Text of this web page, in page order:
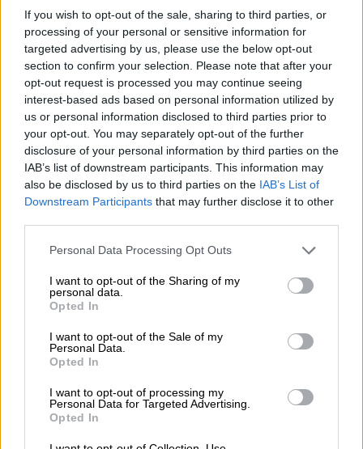
If you wish to opt-out of the sale, sharing to third parties, or
processing of your personal or sensitive information for
targeted advertising by us, please use the below opt-out
section to confirm your selection. Please note that after your
opt-out request is processed you may continue seeing
interest-based ads based on personal information utilized by
us or personal information disclosed to third parties prior to
your opt-out. You may separately opt-out of the further
disclosure of your personal information by third parties on the
IAB’s list of downstream participants. This information may
also be disclosed by us to third parties on the IAB’s List of
Downstream Participants that may further disclose it to other
Please note that this website/app uses one or more Google
not limited to your visit or usage behaviour. You may click to
grant or deny consent to Google and its third-party tags to
use your data for below specified purposes in below Google
consent section.
Personal Data Processing Opt Outs
I want to opt-out of the Sharing of my
personal data.
Opted In
I want to opt-out of the Sale of my
Personal Data.
Opted In
I want to opt-out of processing my
Personal Data for Targeted Advertising.
Opted In
απόλυτο showmanΝίκο Κοκλώνη, κάνει
πρεμιέρα το Σάββατο, 14 Φεβρουαρίου στις
20:00στοOPENπροσκαλώντας μας στο
μεγαλύτερο πάρτι της ελληνικής
τηλεόρασης, πιο φρέσκο, πιο λαμπερό, πιο
παρεΐστικο και πιο … ξεσηκωτικό από ποτέ.
Πυρετώδεις είναι οι προετοιμασίες για τη
μεγάλη βραδιά!Εντυπωσιακά σκηνικά,
δυνατές ερμηνείες, ανατροπές και
μοναδικές συνεργασίες συνθέτουν το
θέλει να χάσει. Ο Νίκος Κοκλώνης δίνει τον
ρυθμό και μας ενώνει όλους σε
απολαυστικές βραδιές αυθεντικής
διασκέδασης.